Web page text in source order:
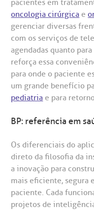
pacientes em
oncologia cirúrgica e
gerenciar diversas
com os serviços de
agendadas quanto
reforça essa
para onde o paciente
um grande benefício
pediatria e para
BP: referência em
Os diferenciais do
direto da filosofia da
a inovação para
mais eficiente, segura
paciente. Cada
projetos de